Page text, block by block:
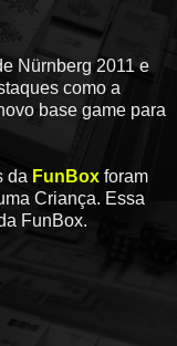
Nürnberg 2011 e
como a
base game para
da FunBox foram
Criança. Essa
FunBox.